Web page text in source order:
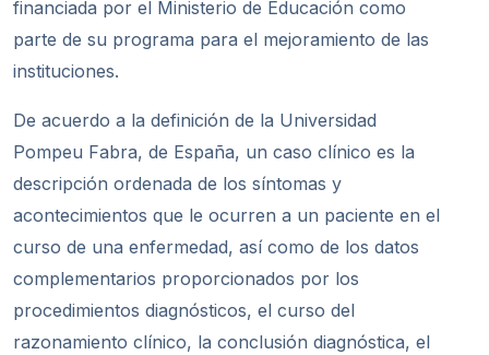
financiada por el Ministerio de Educación como
parte de su programa para el mejoramiento de las
instituciones.
De acuerdo a la definición de la Universidad
Pompeu Fabra, de España, un caso clínico es la
descripción ordenada de los síntomas y
acontecimientos que le ocurren a un paciente en el
curso de una enfermedad, así como de los datos
complementarios proporcionados por los
procedimientos diagnósticos, el curso del
razonamiento clínico, la conclusión diagnóstica, el